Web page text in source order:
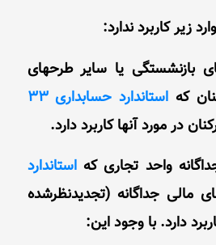
بازنشستگی یا سایر طرحهای
که استاندارد حسابداری 33
در مورد آنها کاربرد دارد.
واحد تجاری کهاستاندارد
مالی جداگانه (تجدیدنظرشده